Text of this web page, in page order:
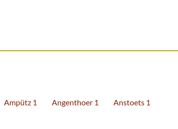
Ampütz 1 Angenthoer 1 Anstoets 1